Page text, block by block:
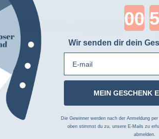
Wir senden dir dein
MEIN GESCHENK
Die Gewinner werden nach der Anmeldung
oben stimmst du zu, unsere E-Mails zu
abmelden.